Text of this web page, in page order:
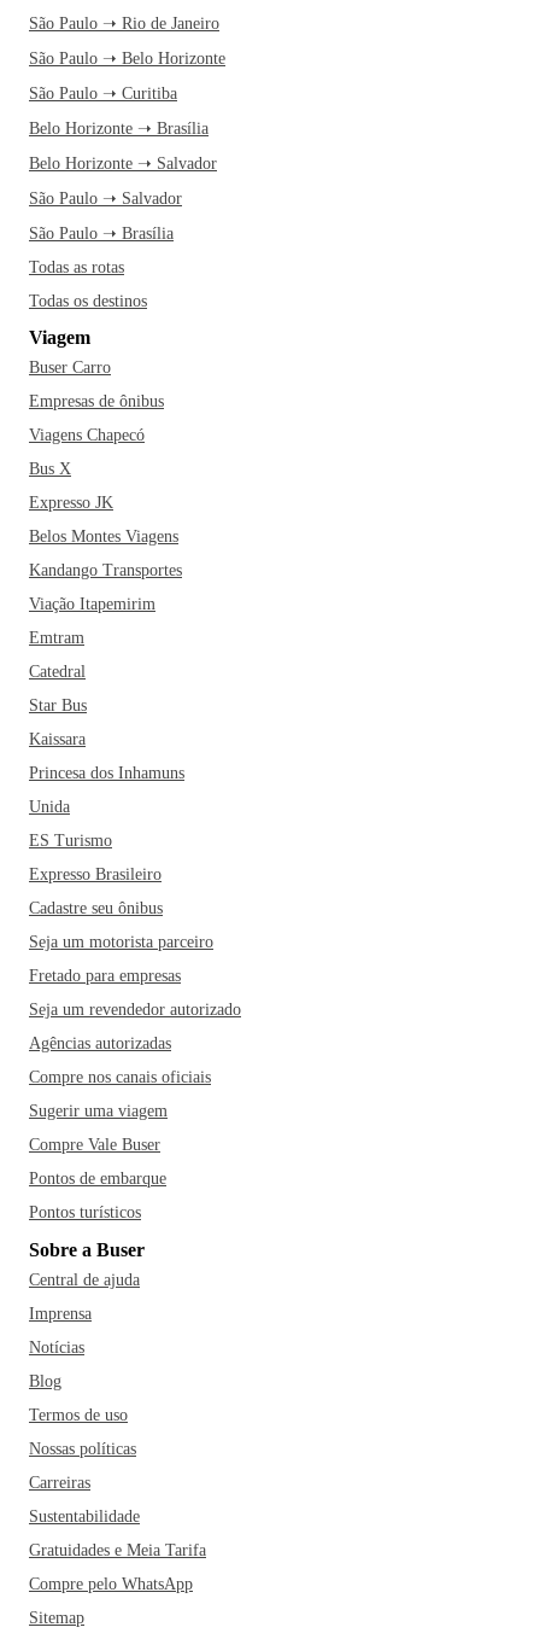
São Paulo ➝ Rio de Janeiro
São Paulo ➝ Belo Horizonte
São Paulo ➝ Curitiba
Belo Horizonte ➝ Brasília
Belo Horizonte ➝ Salvador
São Paulo ➝ Salvador
São Paulo ➝ Brasília
Todas as rotas
Todas os destinos
Viagem
Buser Carro
Empresas de ônibus
Viagens Chapecó
Bus X
Expresso JK
Belos Montes Viagens
Kandango Transportes
Viação Itapemirim
Emtram
Catedral
Star Bus
Kaissara
Princesa dos Inhamuns
Unida
ES Turismo
Expresso Brasileiro
Cadastre seu ônibus
Seja um motorista parceiro
Fretado para empresas
Seja um revendedor autorizado
Agências autorizadas
Compre nos canais oficiais
Sugerir uma viagem
Compre Vale Buser
Pontos de embarque
Pontos turísticos
Sobre a Buser
Central de ajuda
Imprensa
Notícias
Blog
Termos de uso
Nossas políticas
Carreiras
Sustentabilidade
Gratuidades e Meia Tarifa
Compre pelo WhatsApp
Sitemap